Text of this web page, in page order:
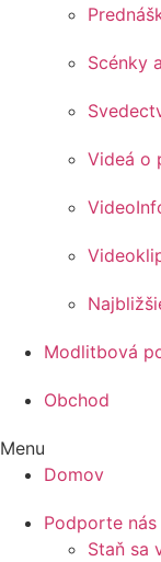
Scénky
Videá o
Modlitbová
Obchod
Menu
Domov
Podporte nás
Staň sa